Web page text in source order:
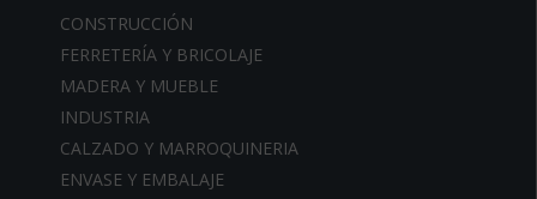
CONSTRUCCIÓN
FERRETERÍA Y BRICOLAJE
MADERA Y MUEBLE
INDUSTRIA
CALZADO Y MARROQUINERIA
ENVASE Y EMBALAJE